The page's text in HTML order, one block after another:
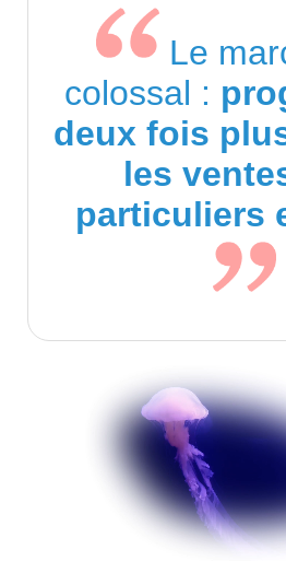
Le
colossal :
deux fois
les
particuliers